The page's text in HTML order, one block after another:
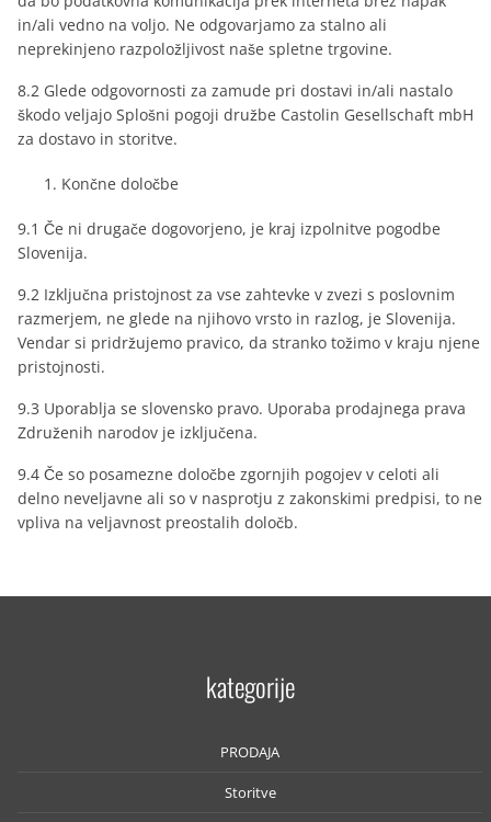
in/ali vedno na voljo. Ne odgovarjamo za stalno ali
neprekinjeno razpoložljivost naše spletne trgovine.
8.2 Glede odgovornosti za zamude pri dostavi in/ali nastalo
škodo veljajo Splošni pogoji družbe Castolin Gesellschaft mbH
za dostavo in storitve.
Končne določbe
9.1 Če ni drugače dogovorjeno, je kraj izpolnitve pogodbe
Slovenija.
9.2 Izključna pristojnost za vse zahtevke v zvezi s poslovnim
razmerjem, ne glede na njihovo vrsto in razlog, je Slovenija.
Vendar si pridržujemo pravico, da stranko tožimo v kraju njene
pristojnosti.
9.3 Uporablja se slovensko pravo. Uporaba prodajnega prava
Združenih narodov je izključena.
9.4 Če so posamezne določbe zgornjih pogojev v celoti ali
delno neveljavne ali so v nasprotju z zakonskimi predpisi, to ne
vpliva na veljavnost preostalih določb.
kategorije
PRODAJA
Storitve